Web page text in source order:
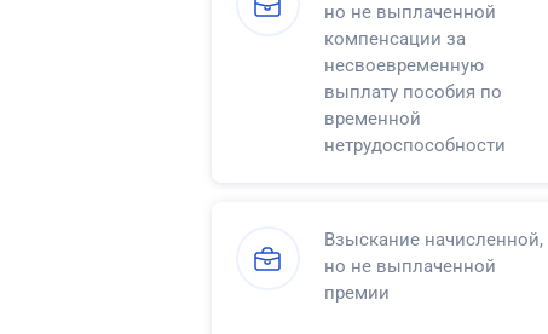
но не выплаченной
компенсации за
несвоевременную
выплату пособия по
временной
нетрудоспособности
Взыскание начисленной,
но не выплаченной
премии